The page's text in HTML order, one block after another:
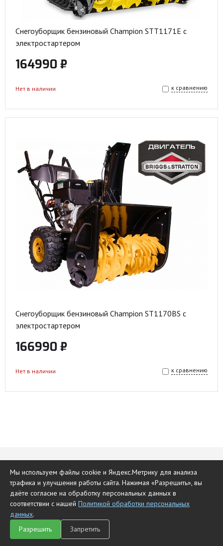
Снегоуборщик бензиновый Champion STT1171E с
электростартером
164990 ₽
к сравнению
Нет в наличии
Снегоуборщик бензиновый Champion ST1170BS с
электростартером
166990 ₽
к сравнению
Нет в наличии
Обратный звонок
Укажите Ваш номер телефона и менеджер перезвонит.
Услуга действует только по РФ.
Для стран СНГ обращения принимаются на
Главная Каталог Чат
Мы используем файлы cookie и Яндекс.Метрику для анализа
трафика и улучшения работы сайта. Нажимая «Разрешить», вы
даёте согласие на обработку персональных данных в
соответствии с нашей Политикой обработки персональных
данных.
Разрешить
Запретить